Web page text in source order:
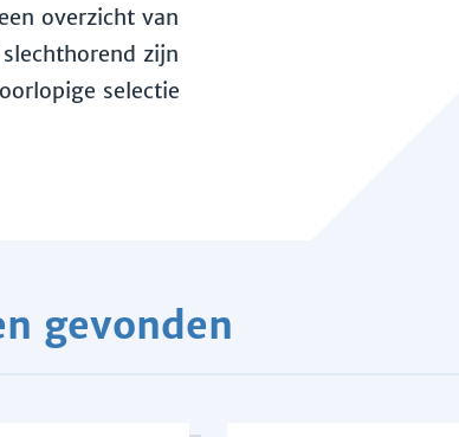
overzicht van
zijn
selectie
gevonden